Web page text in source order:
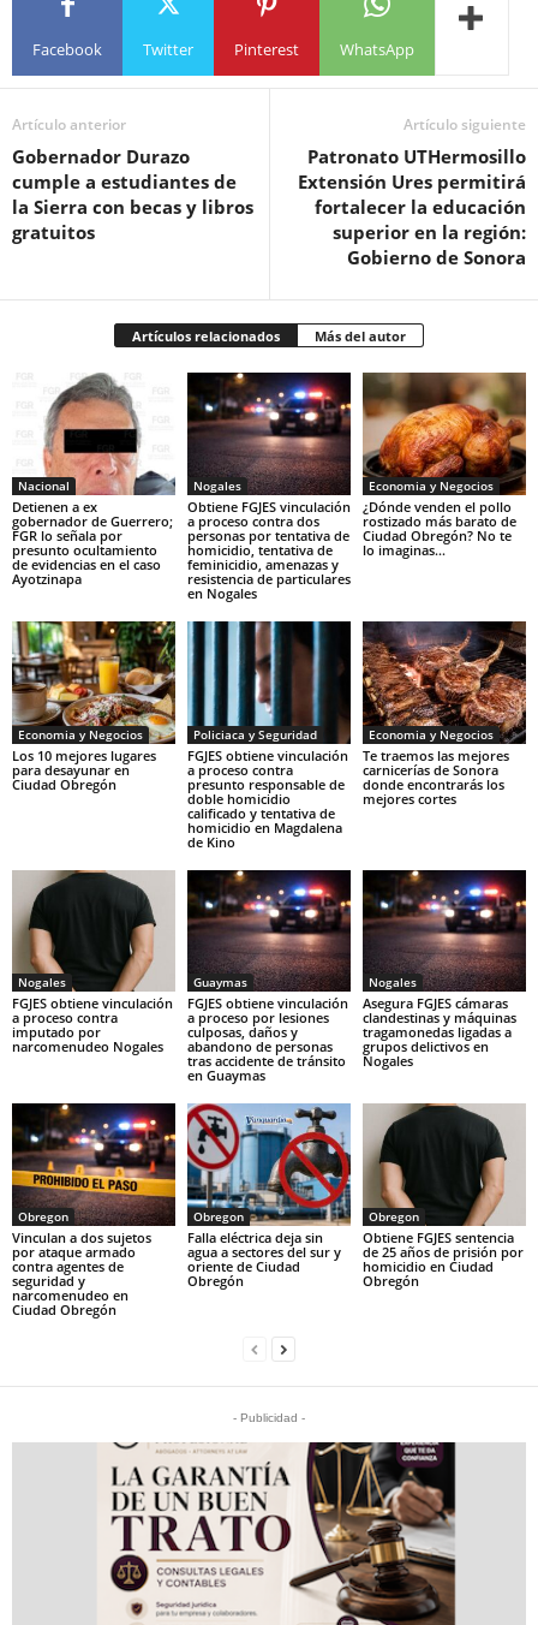
Facebook Twitter Pinterest WhatsApp
Artículo anterior
Gobernador Durazo
cumple a estudiantes de
la Sierra con becas y libros
gratuitos
Artículo siguiente
Patronato UTHermosillo
Extensión Ures permitirá
fortalecer la educación
superior en la región:
Gobierno de Sonora
Artículos relacionados Más del autor
Nacional
Detienen a ex
gobernador de Guerrero;
FGR lo señala por
presunto ocultamiento
de evidencias en el caso
Ayotzinapa
Nogales
Obtiene FGJES vinculación
a proceso contra dos
personas por tentativa de
homicidio, tentativa de
feminicidio, amenazas y
resistencia de particulares
en Nogales
Economia y Negocios
¿Dónde venden el pollo
rostizado más barato de
Ciudad Obregón? No te
lo imaginas…
Economia y Negocios
Los 10 mejores lugares
para desayunar en
Ciudad Obregón
Policiaca y Seguridad
FGJES obtiene vinculación
a proceso contra
presunto responsable de
doble homicidio
calificado y tentativa de
homicidio en Magdalena
de Kino
Economia y Negocios
Te traemos las mejores
carnicerías de Sonora
donde encontrarás los
mejores cortes
Nogales
FGJES obtiene vinculación
a proceso contra
imputado por
narcomenudeo Nogales
Guaymas
FGJES obtiene vinculación
a proceso por lesiones
culposas, daños y
abandono de personas
tras accidente de tránsito
en Guaymas
Nogales
Asegura FGJES cámaras
clandestinas y máquinas
tragamonedas ligadas a
grupos delictivos en
Nogales
Obregon
Vinculan a dos sujetos
por ataque armado
contra agentes de
seguridad y
narcomenudeo en
Ciudad Obregón
Obregon
Falla eléctrica deja sin
agua a sectores del sur y
oriente de Ciudad
Obregón
Obregon
Obtiene FGJES sentencia
de 25 años de prisión por
homicidio en Ciudad
Obregón
- Publicidad -